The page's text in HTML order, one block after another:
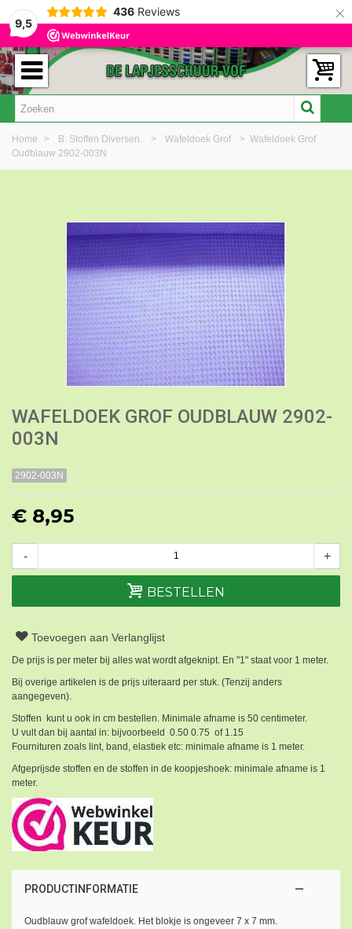
9,5
436 Reviews ×
Home > B: Stoffen Diversen. > Wafeldoek Grof > Wafeldoek Grof
Oudblauw 2902-003N
WAFELDOEK GROF OUDBLAUW 2902-
003N
2902-003N
€ 8,95
- +
BESTELLEN
Toevoegen aan Verlanglijst
De prijs is per meter bij alles wat wordt afgeknipt. En "1" staat voor 1 meter.
Bij overige artikelen is de prijs uiteraard per stuk. (Tenzij anders
aangegeven).
Stoffen kunt u ook in cm bestellen. Minimale afname is 50 centimeter.
U vult dan bij aantal in: bijvoorbeeld 0.50 0.75 of 1.15
Fournituren zoals lint, band, elastiek etc: minimale afname is 1 meter.
Afgeprijsde stoffen en de stoffen in de koopjeshoek: minimale afname is 1
meter.
PRODUCTINFORMATIE
Oudblauw grof wafeldoek. Het blokje is ongeveer 7 x 7 mm.